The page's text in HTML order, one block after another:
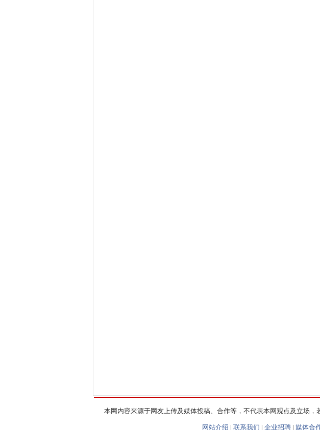
本网内容来源于网友上传及媒体投稿、合作等，不代表本网观点及立场
网站介绍 | 联系我们 | 企业招聘 | 媒体合